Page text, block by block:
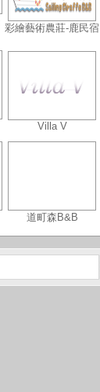
彩繪藝術農莊-鹿民宿
Villa V
道町森B&B